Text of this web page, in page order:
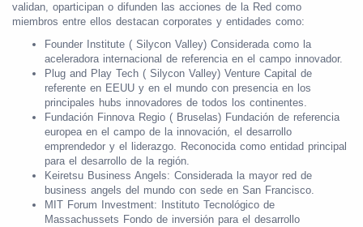
validan, oparticipan o difunden las acciones de la Red como
miembros entre ellos destacan corporates y entidades como:
Founder Institute ( Silycon Valley) Considerada como la
aceleradora internacional de referencia en el campo innovador.
Plug and Play Tech ( Silycon Valley) Venture Capital de
referente en EEUU y en el mundo con presencia en los
principales hubs innovadores de todos los continentes.
Fundación Finnova Regio ( Bruselas) Fundación de referencia
europea en el campo de la innovación, el desarrollo
emprendedor y el liderazgo. Reconocida como entidad principal
para el desarrollo de la región.
Keiretsu Business Angels: Considerada la mayor red de
business angels del mundo con sede en San Francisco.
MIT Forum Investment: Instituto Tecnológico de
Massachussets Fondo de inversión para el desarrollo